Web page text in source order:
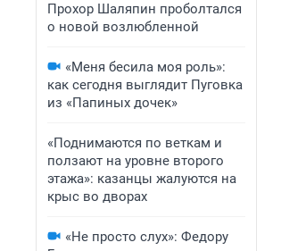
Прохор Шаляпин проболтался
о новой возлюбленной
«Меня бесила моя роль»:
как сегодня выглядит Пуговка
из «Папиных дочек»
«Поднимаются по веткам и
ползают на уровне второго
этажа»: казанцы жалуются на
крыс во дворах
«Не просто слух»: Федору